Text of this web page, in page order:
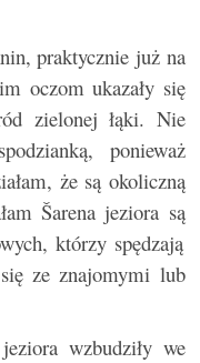
praktycznie już na
oczom ukazały się
zielonej łąki. Nie
ponieważ
że są okoliczną
Šarena jeziora są
którzy spędzają
ze znajomymi lub
wzbudziły we